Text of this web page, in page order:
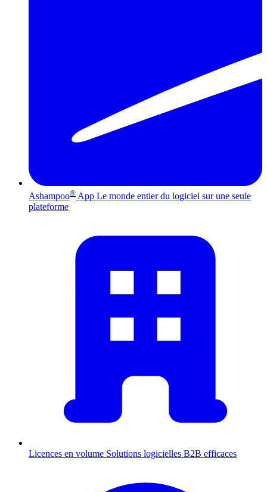
Ashampoo® App Le monde entier du logiciel sur une seule
plateforme
Licences en volume Solutions logicielles B2B efficaces